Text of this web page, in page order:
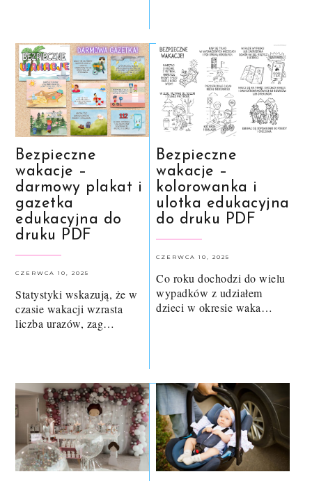
Bezpieczne
wakacje –
darmowy plakat i
gazetka
edukacyjna do
druku PDF
CZERWCA 10, 2025
Statystyki wskazują, że w
czasie wakacji wzrasta
liczba urazów, zag…
Bezpieczne
wakacje –
kolorowanka i
ulotka edukacyjna
do druku PDF
CZERWCA 10, 2025
Co roku dochodzi do wielu
wypadków z udziałem
dzieci w okresie waka…